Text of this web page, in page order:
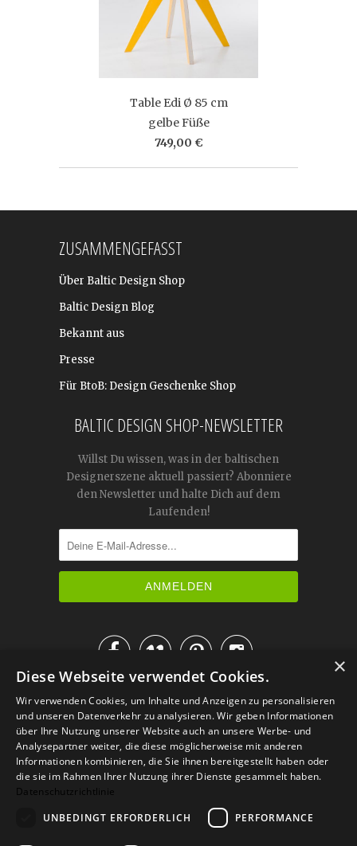
Table Edi Ø 85 cm
gelbe Füße
749,00 €
ZUSAMMENGEFASST
Über Baltic Design Shop
Baltic Design Blog
Bekannt aus
Presse
Für BtoB: Design Geschenke Shop
BALTIC DESIGN SHOP-NEWSLETTER
Willst Du wissen, was in der baltischen
Designerszene aktuell passiert? Abonniere
den Newsletter und halte Dich auf dem
Laufenden!

IM KATALOG BLÄTTERN
×
Diese Webseite verwendet Cookies.
Wir verwenden Cookies, um Inhalte und Anzeigen zu personalisieren
und unseren Datenverkehr zu analysieren. Wir geben Informationen
über Ihre Nutzung unserer Website auch an unsere Werbe- und
Analysepartner weiter, die diese möglicherweise mit anderen
Informationen kombinieren, die Sie ihnen bereitgestellt haben oder
die sie im Rahmen Ihrer Nutzung ihrer Dienste gesammelt haben.
Datenschutzrichtlinie
UNBEDINGT ERFORDERLICH
PERFORMANCE